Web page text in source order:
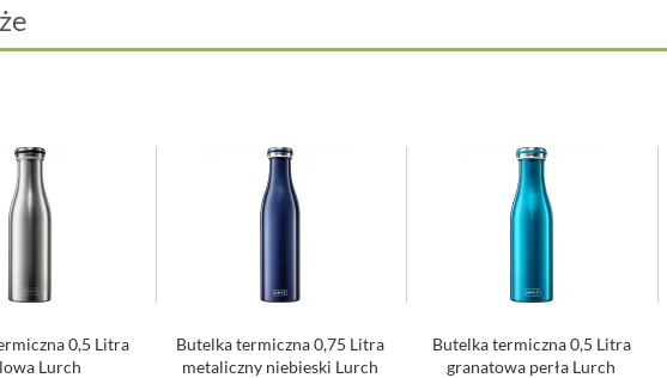
0,5 Litra
Lurch
Butelka termiczna 0,75 Litra
metaliczny niebieski Lurch
Butelka termiczna 0,5 Litra
granatowa perła Lurch